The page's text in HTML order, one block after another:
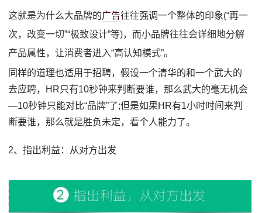
这就是为什么大品牌的广告往往强调一个整体的印象(“再一
次，改变一切”“极致设计”等)，而小品牌往往会详细地分解
产品属性，让消费者进入“高认知模式”。
同样的道理也适用于招聘，假设一个清华的和一个武大的
去应聘，HR只有10秒钟来判断要谁，那么武大的毫无机会
—10秒钟只能对比“品牌”了;但是如果HR有1小时时间来判
断要谁，那么就是胜负未定，看个人能力了。
2、指出利益：从对方出发